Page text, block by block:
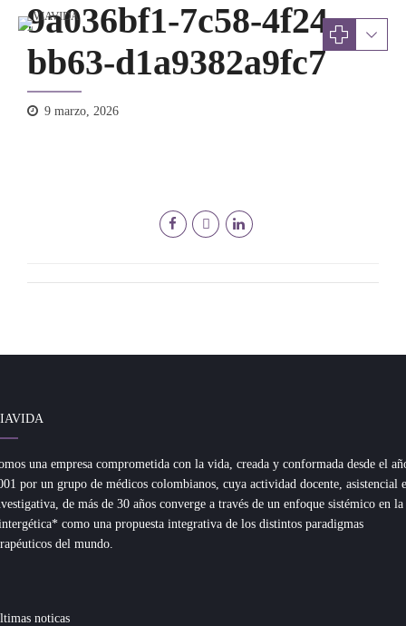
9a036bf1-7c58-4f24-
bb63-d1a9382a9fc7
9 marzo, 2026
una empresa comprometida con la vida, creada y conformada desde el
por un grupo de médicos colombianos, cuya actividad docente, asistencial e
de más de 30 años converge a través de un enfoque sistémico en la
como una propuesta integrativa de los distintos paradigmas
del mundo.
noticas